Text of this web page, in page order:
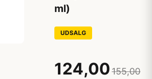
ml)
UDSALG
124,00155,00